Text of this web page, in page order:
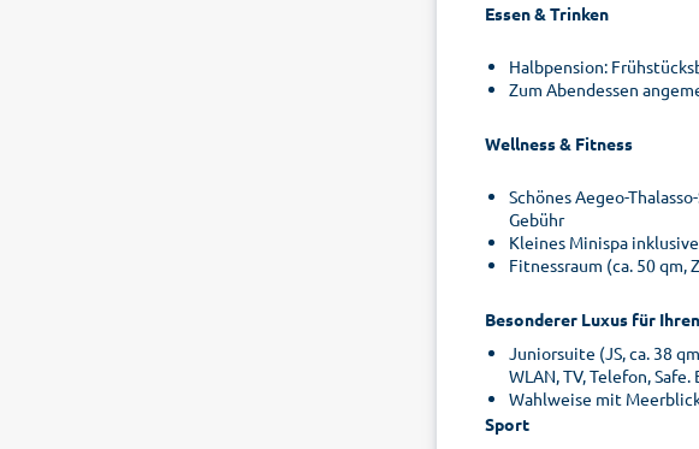
Essen & Trinken
Halbpension:
Zum Abendessen
Wellness & Fitness
Schönes Aegeo-
Gebühr
Kleines Minispa
Fitnessraum (ca. 50
Besonderer Luxus für
Juniorsuite (JS, ca. 38
WLAN, TV, Telefon,
Wahlweise mit
Sport